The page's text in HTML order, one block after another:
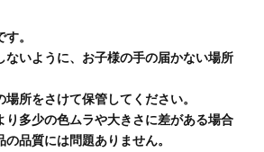
。
ないように、お子様の手の届かない場所
所をさけて保管してください。
り多少の色ムラや大きさに差がある場合
品質には問題ありません。